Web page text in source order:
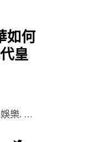
如何
皇
Images Courtesy of 甲上娛樂. 1988 年奧斯卡，《末代皇帝》提名 9 項拿下 ...